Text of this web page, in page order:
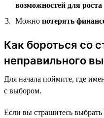
возможностей для роста
Можно потерять
Как бороться со
неправильного
Для начала поймите, где
с выбором.
Если вы страшитесь выбрать